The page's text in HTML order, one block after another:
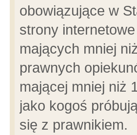
obowiązujące w
strony
mających mniej
prawnych
mającej mniej niż
jako kogoś
się z prawnikiem.